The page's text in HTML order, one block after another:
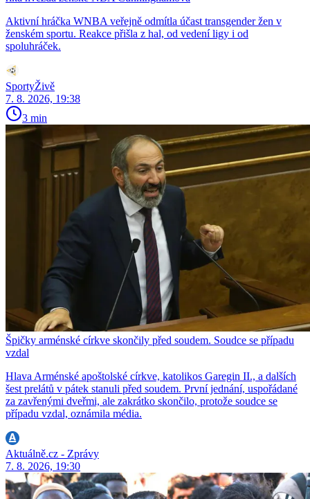
Aktivní hráčka WNBA veřejně odmítla účast transgender žen v
ženském sportu. Reakce přišla z hal, od vedení ligy i od
spoluhráček.
SportyŽivě
7. 8. 2026, 19:38
3 min
Špičky arménské církve skončily před soudem. Soudce se případu
vzdal
Hlava Arménské apoštolské církve, katolikos Garegin II., a dalších
šest prelátů v pátek stanuli před soudem. První jednání, uspořádané
za zavřenými dveřmi, ale zakrátko skončilo, protože soudce se
případu vzdal, oznámila média.
Aktuálně.cz - Zprávy
7. 8. 2026, 19:30